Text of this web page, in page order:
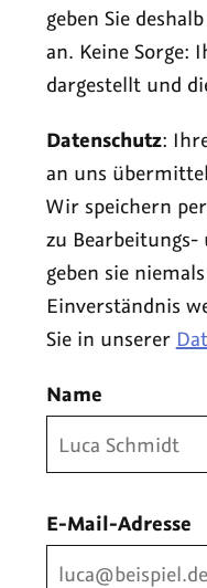
geben Sie
an. Keine Sorge:
dargestellt und
Datenschutz:
an uns
Wir speichern
zu
geben sie
Einverständnis
Sie in unserer
Name
E-Mail-Adresse